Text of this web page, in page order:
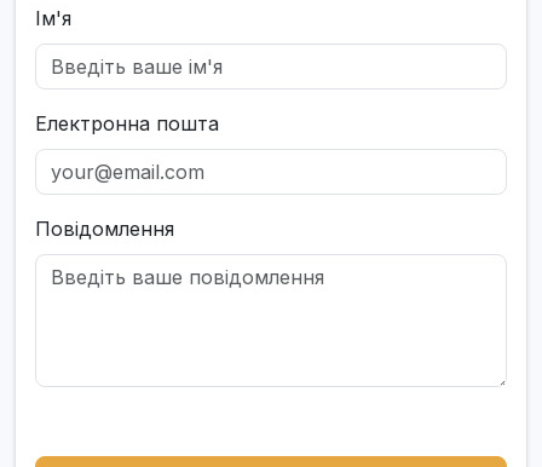
Ім'я
Електронна пошта
Повідомлення